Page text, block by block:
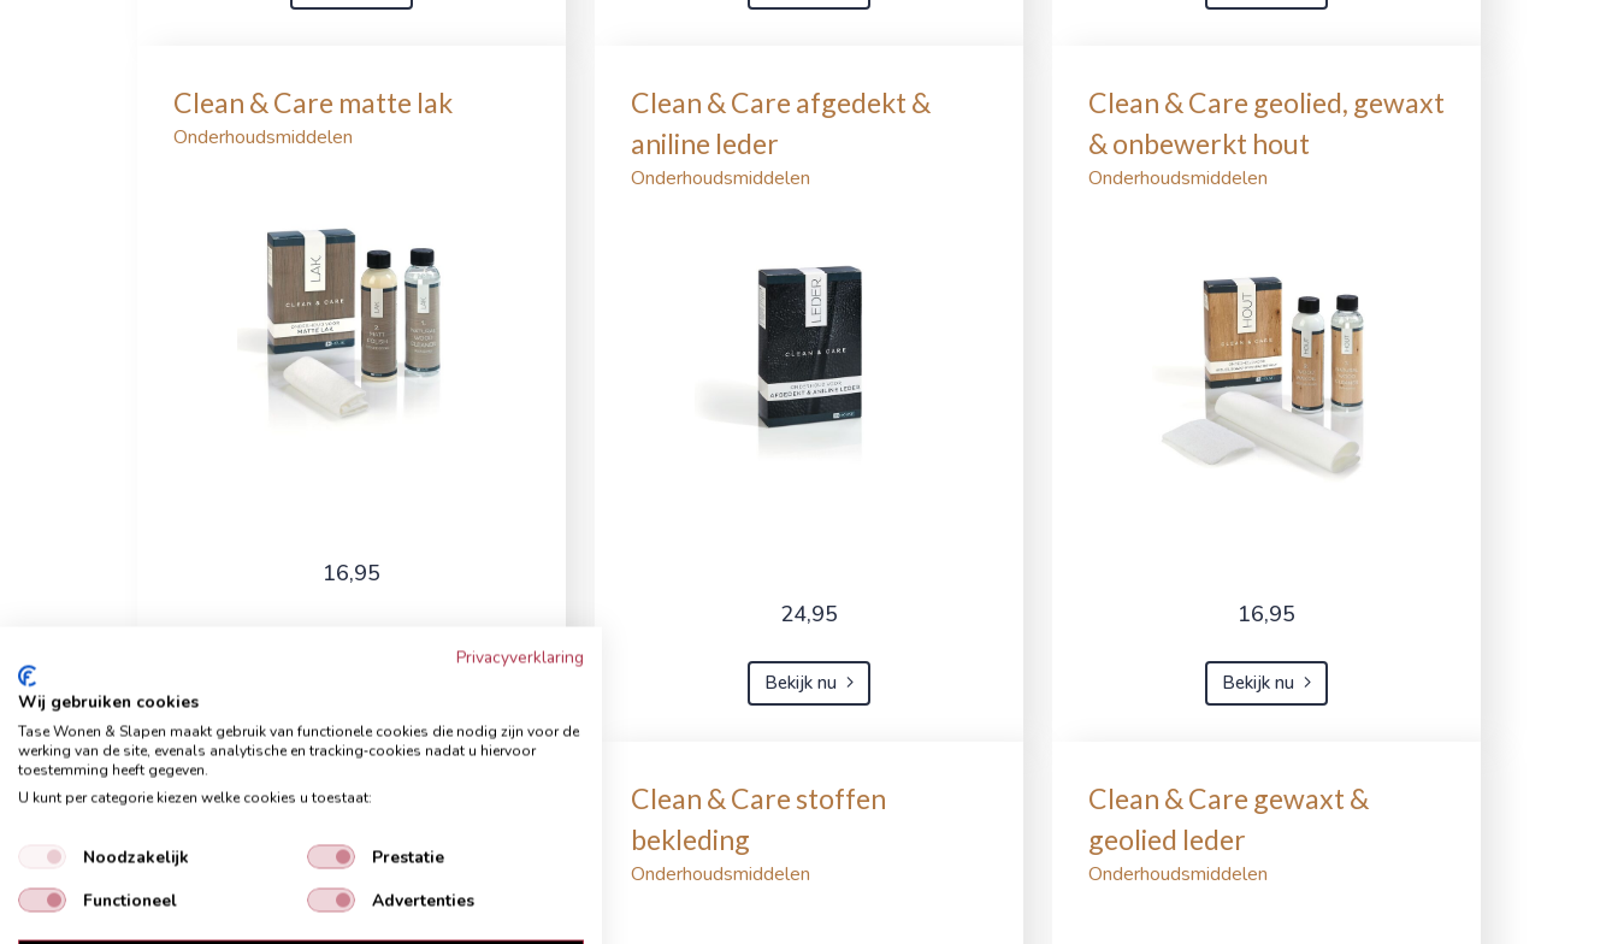
Clean & Care matte lak
Onderhoudsmiddelen
16,95
Clean & Care afgedekt &
aniline leder
Onderhoudsmiddelen
24,95
Bekijk nu
Clean & Care geolied, gewaxt
& onbewerkt hout
Onderhoudsmiddelen
16,95
Bekijk nu
Clean & Care geschuurd
Onderhoudsmiddelen
Clean & Care stoffen
bekleding
Onderhoudsmiddelen
Clean & Care gewaxt &
geolied leder
Onderhoudsmiddelen
Privacyverklaring
Wij gebruiken cookies
Tase Wonen & Slapen maakt gebruik van functionele cookies die nodig zijn voor de
werking van de site, evenals analytische en tracking‑cookies nadat u hiervoor
toestemming heeft gegeven.
U kunt per categorie kiezen welke cookies u toestaat:
Noodzakelijk
Prestatie
Functioneel
Advertenties